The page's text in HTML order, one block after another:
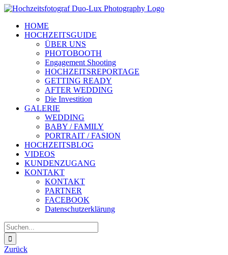
Zum
springenHOME
HOCHZEITSGUIDE
ÜBER UNS
PHOTOBOOTH
Engagement Shooting
HOCHZEITSREPORTAGE
GETTING READY
AFTER WEDDING
Die Investition
GALERIE
WEDDING
BABY / FAMILY
PORTRAIT / FASION
HOCHZEITSBLOG
VIDEOS
KUNDENZUGANG
KONTAKT
KONTAKT
PARTNER
FACEBOOK
Datenschutzerklärung
Suche
nach:
Zurück